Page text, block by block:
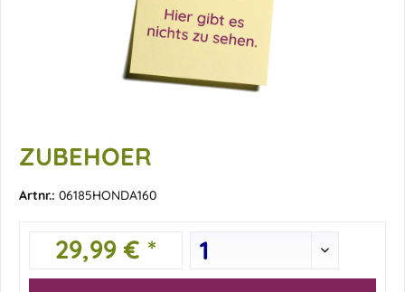
ZUBEHOER
Artnr.: 06185HONDA160
29,99 € *